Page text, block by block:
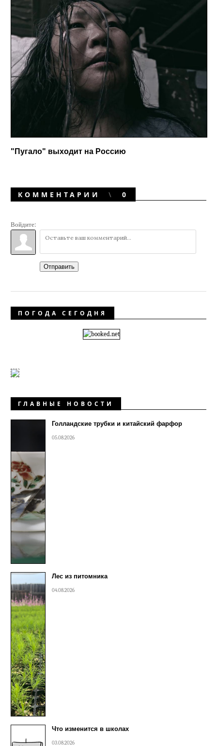
"Пугало" выходит на Россию
КОММЕНТАРИИ 0
Войдите:
Отправить
ПОГОДА СЕГОДНЯ
ГЛАВНЫЕ НОВОСТИ
Голландские трубки и китайский фарфор
05.08.2026
Лес из питомника
04.08.2026
Что изменится в школах
03.08.2026